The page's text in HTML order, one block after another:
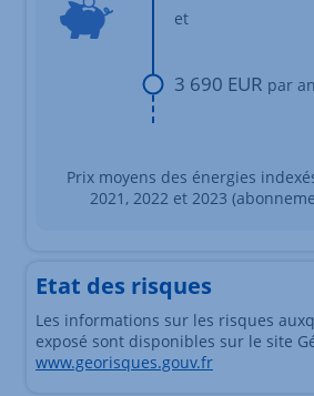
et
3 690 EUR par an
Prix moyens des énergies
2021, 2022 et 2023
Etat des risques
Les informations sur les risques
exposé sont disponibles sur le site
www.georisques.gouv.fr